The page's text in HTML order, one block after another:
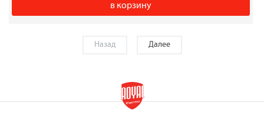
в корзину
Назад Далее